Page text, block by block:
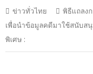
ข่าวทั่วไทย
พิธีแถลง
เพื่อนำข้อมูลคดีมาใช้สนับ
พิเศษ :